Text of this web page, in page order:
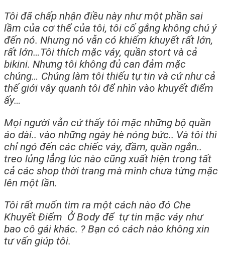
Tôi đã chấp nhận điều này như một phần sai
lầm của cơ thể của tôi, tôi cố gắng không chú ý
đến nó. Nhưng nó vẫn có khiếm khuyết rất lớn,
rất lớn…Tôi thích mặc váy, quần stort và cả
bikini. Nhưng tôi không đủ can đảm mặc
chúng… Chúng làm tôi thiếu tự tin và cứ như cả
thế giới vây quanh tôi để nhìn vào khuyết điểm
ấy…
Mọi người vẫn cứ thấy tôi mặc những bộ quần
áo dài.. vào những ngày hè nóng bức.. Và tôi thì
chỉ ngó đến các chiếc váy, đầm, quần ngắn..
treo lủng lẳng lúc nào cũng xuất hiện trong tất
cả các shop thời trang mà mình chưa từng mặc
lên một lần.
Tôi rất muốn tìm ra một cách nào đó Che
Khuyết Điểm Ở Body để tự tin mặc váy như
bao cô gái khác. ? Bạn có cách nào không xin
tư vấn giúp tôi.